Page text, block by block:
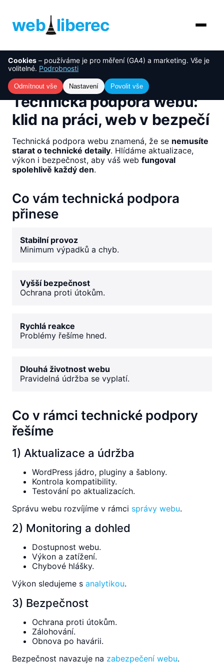
web liberec
O nás
Služby
NOVINKA
AI řešení
Reference
Kontakt
Cookies – používáme je pro měření (GA4) a marketing. Vše je
volitelné. Podrobnosti
Odmítnout vše Nastavení Povolit vše
Úvod› Služby›Technická podpora webu: klid na práci,
web v bezpečí
Technická podpora webu:
klid na práci, web v bezpečí
Technická podpora webu znamená, že se nemusíte
starat o technické detaily. Hlídáme aktualizace,
výkon i bezpečnost, aby váš web fungoval
spolehlivě každý den.
Co vám technická podpora
přinese
Stabilní provoz
Minimum výpadků a chyb.
Vyšší bezpečnost
Ochrana proti útokům.
Rychlá reakce
Problémy řešíme hned.
Dlouhá životnost webu
Pravidelná údržba se vyplatí.
Co v rámci technické podpory
řešíme
1) Aktualizace a údržba
WordPress jádro, pluginy a šablony.
Kontrola kompatibility.
Testování po aktualizacích.
Správu webu rozvíjíme v rámci správy webu.
2) Monitoring a dohled
Dostupnost webu.
Výkon a zatížení.
Chybové hlášky.
Výkon sledujeme s analytikou.
3) Bezpečnost
Ochrana proti útokům.
Zálohování.
Obnova po havárii.
Bezpečnost navazuje na zabezpečení webu.